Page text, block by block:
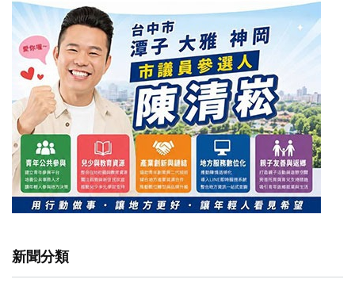
新聞分類